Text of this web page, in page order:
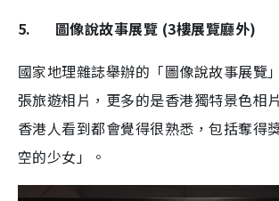
5.
圖像說故事展覽 (3樓展覽廳外)
國家地理雜誌舉辦的「圖像說故事展覽
張旅遊相片，更多的是香港獨特景色相
香港人看到都會覺得很熟悉，包括奪得
空的少女」。